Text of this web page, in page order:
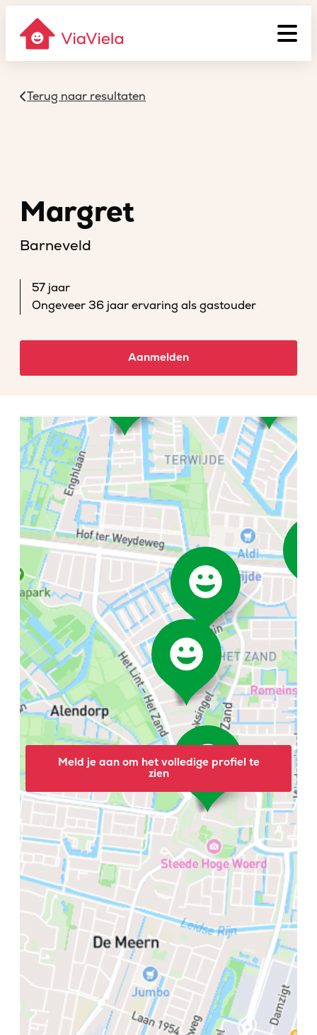
Terug naar resultaten
Margret
Barneveld
57 jaar
Ongeveer 36 jaar ervaring als gastouder
Aanmelden
Meld je aan om het volledige profiel te
zien